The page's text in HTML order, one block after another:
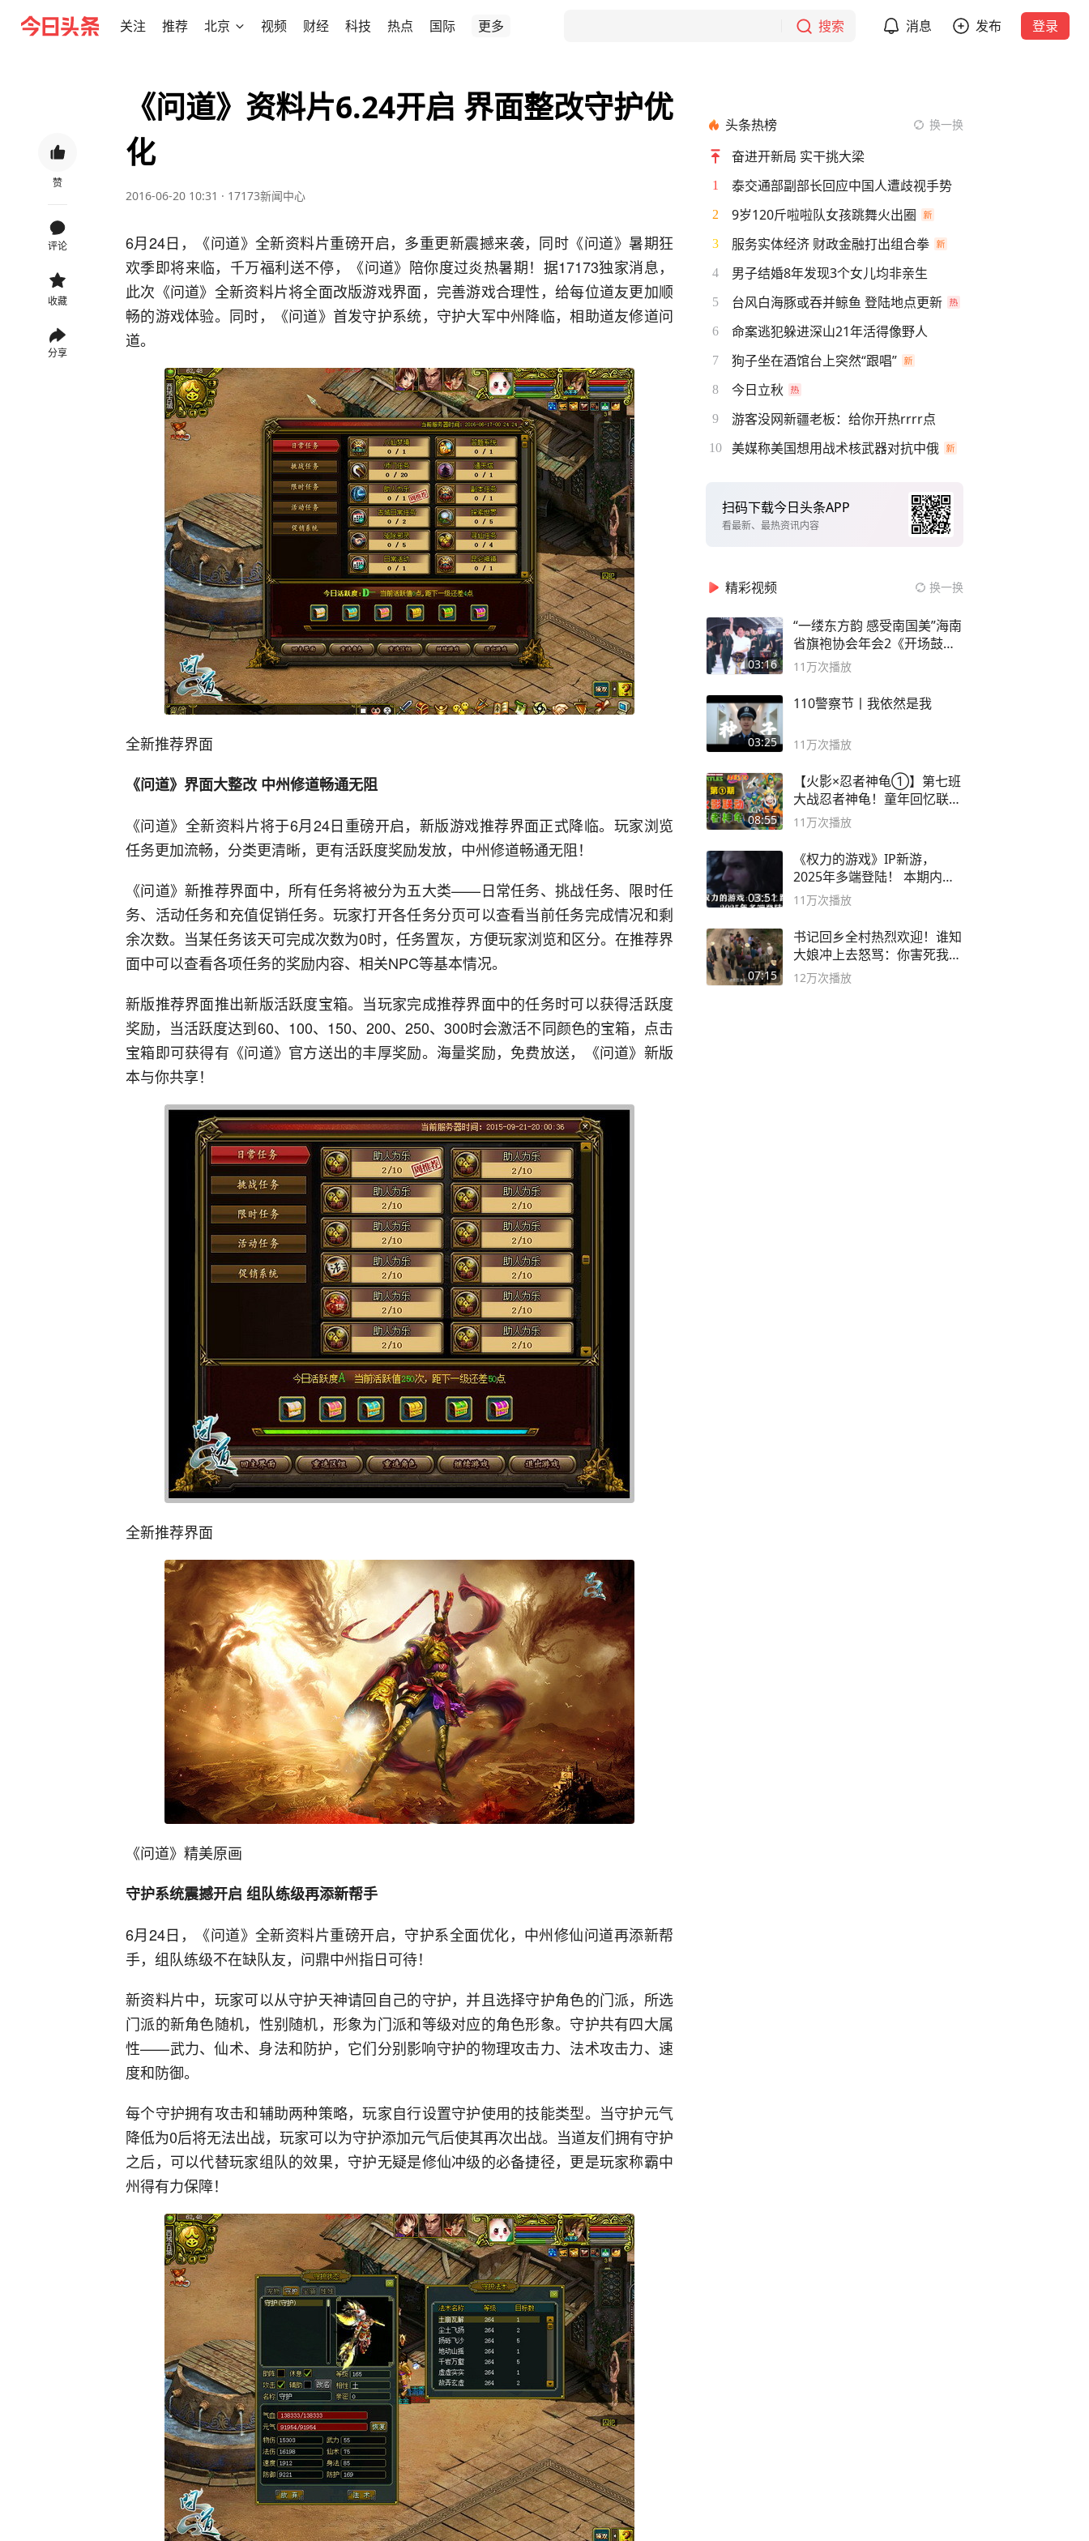
关注 推荐 北京 视频 财经 科技 热点 国际 更多 搜索 消息 发布 登录
赞
评论
收藏
分享
《问道》资料片6.24开启 界面整改守护优
化
2016-06-20 10:31 · 17173新闻中心
6月24日，《问道》全新资料片重磅开启，多重更新震撼来袭，同时《问道》暑期狂
欢季即将来临，千万福利送不停，《问道》陪你度过炎热暑期！据17173独家消息，
此次《问道》全新资料片将全面改版游戏界面，完善游戏合理性，给每位道友更加顺
畅的游戏体验。同时，《问道》首发守护系统，守护大军中州降临，相助道友修道问
道。
全新推荐界面
《问道》界面大整改 中州修道畅通无阻
《问道》全新资料片将于6月24日重磅开启，新版游戏推荐界面正式降临。玩家浏览
任务更加流畅，分类更清晰，更有活跃度奖励发放，中州修道畅通无阻！
《问道》新推荐界面中，所有任务将被分为五大类——日常任务、挑战任务、限时任
务、活动任务和充值促销任务。玩家打开各任务分页可以查看当前任务完成情况和剩
余次数。当某任务该天可完成次数为0时，任务置灰，方便玩家浏览和区分。在推荐界
面中可以查看各项任务的奖励内容、相关NPC等基本情况。
新版推荐界面推出新版活跃度宝箱。当玩家完成推荐界面中的任务时可以获得活跃度
奖励，当活跃度达到60、100、150、200、250、300时会激活不同颜色的宝箱，点击
宝箱即可获得有《问道》官方送出的丰厚奖励。海量奖励，免费放送，《问道》新版
本与你共享！
全新推荐界面
《问道》精美原画
守护系统震撼开启 组队练级再添新帮手
6月24日，《问道》全新资料片重磅开启，守护系全面优化，中州修仙问道再添新帮
手，组队练级不在缺队友，问鼎中州指日可待！
新资料片中，玩家可以从守护天神请回自己的守护，并且选择守护角色的门派，所选
门派的新角色随机，性别随机，形象为门派和等级对应的角色形象。守护共有四大属
性——武力、仙术、身法和防护，它们分别影响守护的物理攻击力、法术攻击力、速
度和防御。
每个守护拥有攻击和辅助两种策略，玩家自行设置守护使用的技能类型。当守护元气
降低为0后将无法出战，玩家可以为守护添加元气后使其再次出战。当道友们拥有守护
之后，可以代替玩家组队的效果，守护无疑是修仙冲级的必备捷径，更是玩家称霸中
州得有力保障！
头条热榜 换一换
奋进开新局 实干挑大梁
1 泰交通部副部长回应中国人遭歧视手势
2 9岁120斤啦啦队女孩跳舞火出圈
3 服务实体经济 财政金融打出组合拳
4 男子结婚8年发现3个女儿均非亲生
5 台风白海豚或吞并鲸鱼 登陆地点更新
6 命案逃犯躲进深山21年活得像野人
7 狗子坐在酒馆台上突然“跟唱”
8 今日立秋
9 游客没网新疆老板：给你开热rrrr点
10 美媒称美国想用战术核武器对抗中俄
扫码下载今日头条APP
看最新、最热资讯内容
精彩视频 换一换
03:16
“一缕东方韵 感受南国美”海南
省旗袍协会年会2《开场鼓》
二团
11万次播放
03:25
110警察节丨我依然是我
11万次播放
08:55
【火影×忍者神龟①】第七班
大战忍者神龟！童年回忆联动
论武？
11万次播放
03:51
《权力的游戏》IP新游，
2025年多端登陆！ 本期内容
概要
11万次播放
07:15
书记回乡全村热烈欢迎！谁知
大娘冲上去怒骂：你害死我儿
子
12万次播放